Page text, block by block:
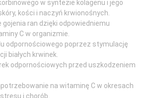
w syntezie kolagenu i jego
kości i naczyń krwionośnych.
gojenia ran dzięki odpowiedniemu
C w organizmie.
odpornościowego poprzez stymulację
białych krwinek.
odpornościowych przed uszkodzeniem
na witaminę C w okresach
i chorób.